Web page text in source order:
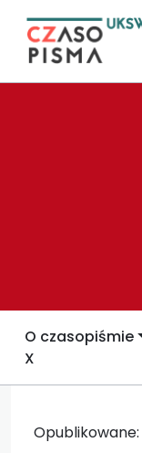
O czasopiśmie
X
Opublikowane: